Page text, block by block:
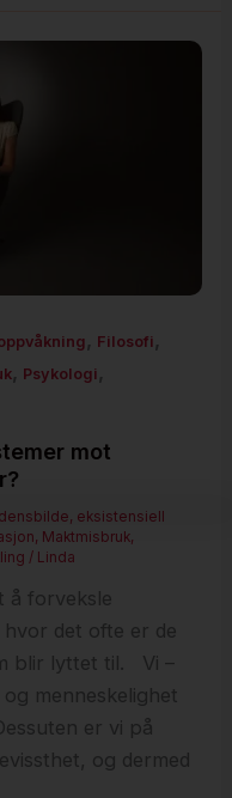
, Filosofi ,
, Psykologi ,
mot
, eksistensiell
, Maktmisbruk,
/ Linda
å forveksle
det ofte er de
blir lyttet til. Vi –
menneskelighet
er vi på
og dermed